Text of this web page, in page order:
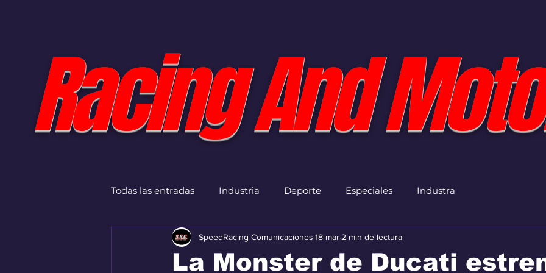
Racing And
Todas las entradas Industria Deporte Especiales Industra
La Monster de Ducati
SpeedRacing Comunicaciones 18 mar 2 min de lectura